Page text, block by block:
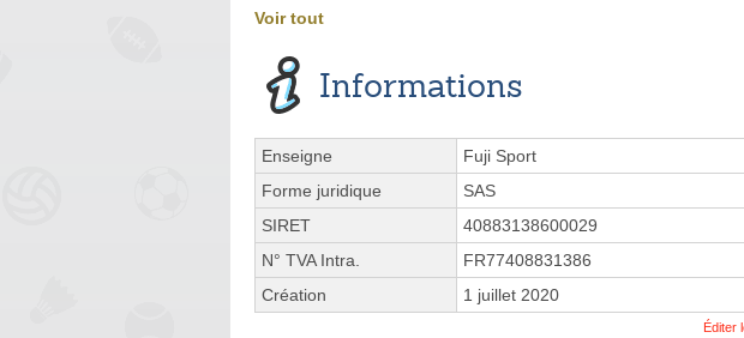
Voir tout
Informations
Enseigne
Fuji Sport
Forme juridique
SAS
SIRET
40883138600029
N° TVA Intra.
FR77408831386
Création
1 juillet 2020
Éditer